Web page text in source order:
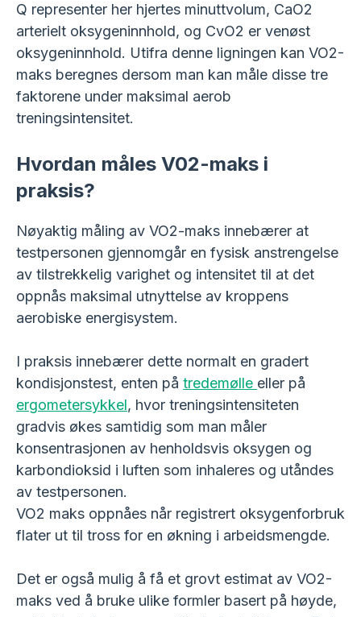
Q representer her hjertes minuttvolum, CaO2
arterielt oksygeninnhold, og CvO2 er venøst
oksygeninnhold. Utifra denne ligningen kan VO2-
maks beregnes dersom man kan måle disse tre
faktorene under maksimal aerob
treningsintensitet.
Hvordan måles V02-maks i
praksis?
Nøyaktig måling av VO2-maks innebærer at
testpersonen gjennomgår en fysisk anstrengelse
av tilstrekkelig varighet og intensitet til at det
oppnås maksimal utnyttelse av kroppens
aerobiske energisystem.
I praksis innebærer dette normalt en gradert
kondisjonstest, enten på tredemølle eller på
ergometersykkel, hvor treningsintensiteten
gradvis økes samtidig som man måler
konsentrasjonen av henholdsvis oksygen og
karbondioksid i luften som inhaleres og utåndes
av testpersonen.
VO2 maks oppnåes når registrert oksygenforbruk
flater ut til tross for en økning i arbeidsmengde.
Det er også mulig å få et grovt estimat av VO2-
maks ved å bruke ulike formler basert på høyde,